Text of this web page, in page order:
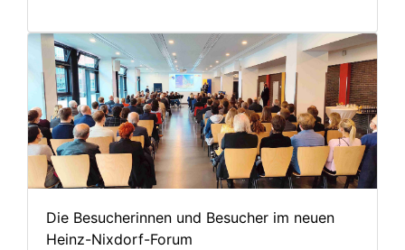
Die Besucherinnen und Besucher im neuen
Heinz-Nixdorf-Forum